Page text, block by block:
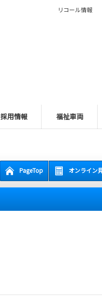
採用情報 福祉車両
リコール情報
PageTop オンライン